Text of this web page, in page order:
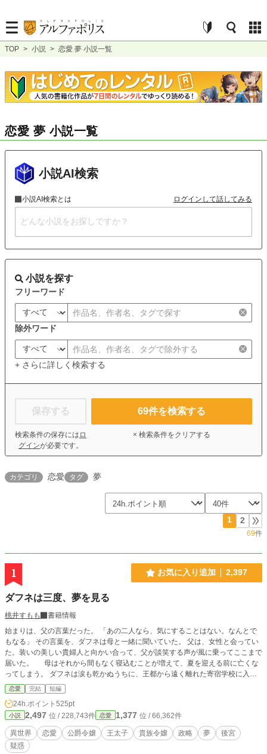
TOP > 小説 > 恋愛 夢 小説一覧
恋愛 夢 小説一覧
小説AI検索
小説AI検索とは ログインして話してみる
小説を探す
フリーワード
除外ワード
+ さらに詳しく検索する
保存する
検索条件の保存には ロ
グインが必要です。
69件を検索する
× 検索条件をクリアする
カテゴリ 恋愛 タグ 夢
1 2
69件
1 お気に入り追加 2,397
ダフネは三度、夢を見る
桃井すもも
書籍情報
始まりは、父の言葉だった。 「あの二人なら、気にすることはない。なんとで
もなる」 その言葉を、ダフネは母と一緒に聞いていた。 父は、女性と会ってい
た。装いの美しい貴婦人と向かい合って、父が談笑する声が風に乗ってここまで
届いた。 母はそれから間もなく寝込むことが増えて、夏を迎える前に亡くな
ってしまう。 ダフネは涙も乾かぬうちに、王都から遠く離れた寄宿学校に入っ
た。そして父は間もなく再婚する。 相手の女性は、あの日、父がガゼボで会っ
ていた貴婦人だったのだろう。 すでに寄宿学校に入っていたダフネは、父の後
妻になった女性とも、彼女の連れ子でダフネより一つ年下の令嬢とも、面会する
ことはなかった。 十一歳の春の終わりに入学して、それから八年間、一度も王
都に戻ることなく寄宿学校がダフネの家となる。 歳月は巡り、いよいよ卒業と
いう頃になって、ダフネは父から文を受け取る。 文には、幼い頃に結ばれた
ダフネの婚約が解かれたことが記されていた。婚約者は、義妹となった令嬢と差
恋愛 完結 短編
24h.ポイント 525pt
小説 2,497 位 / 228,743件 恋愛 1,377 位 / 66,362件
異世界 恋愛 公爵令嬢 王太子 貴族令嬢 政略 夢
後宮
疑惑